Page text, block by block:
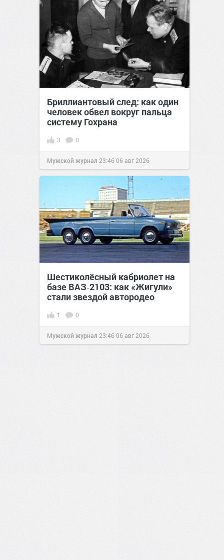
Бриллиантовый след: как один
человек обвел вокруг пальца
систему Гохрана
3 0
Мужской журнал 23:4606 авг 2026
Шестиколёсный кабриолет на
базе ВАЗ‑2103: как «Жигули»
стали звездой автородео
1 0
Мужской журнал 23:4606 авг 2026